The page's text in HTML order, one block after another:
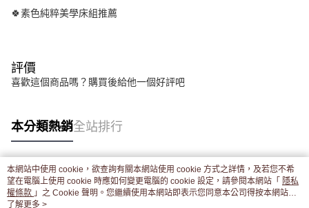
🍀素色純粹美學床組推薦
評價
喜歡這個商品嗎？購買後給他一個好評吧
本分類熱銷全站排行
熱門標籤
本網站中使用 cookie，欲查詢有關本網站使用 cookie 方式之詳情，及若您不希
望在電腦上使用 cookie 時應如何變更電腦的 cookie 設定，請參閱本網站「 隱私
權條款 」之 Cookie 聲明。您繼續使用本網站即表示您同意本公司得按本網站使
用條款之 Cookie 聲明使用 cookie。
了解更多 >